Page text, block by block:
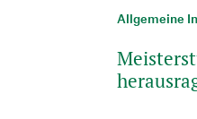
Allgemeine